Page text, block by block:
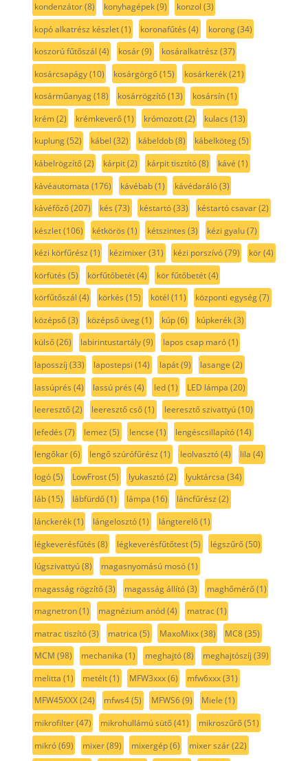
kondenzátor(8) konyhagépek(9) konzol (3)
kopó alkatrész készlet(1) koronafűtés (4) korong(34)
koszorú fűtőszál (4) kosár(9) kosáralkatrész (37)
kosárcsapágy(10) kosárgörgő(15) kosárkerék(21)
kosárműanyag(18) kosárrögzítő(13) kosársín(1)
krém(2) krémkeverő(1) krómozott(2) kulacs (13)
kuplung(52) kábel (32) kábeldob(8) kábelköteg(5)
kábelrögzítő(2) kárpit(2) kárpit tisztító(8) kávé (1)
kávéautomata (176) kávébab(1) kávédaráló(3)
kávéfőző(207) kés (73) késtartó(33) késtartó csavar(2)
készlet(106) kétkörös (1) kétszintes (3) kézi gyalu(7)
kézi körfűrész (1) kézimixer(31) kézi porszívó(79) kör(4)
körfütés (5) körfűtőbetét(4) kör fűtőbetét(4)
körfűtőszál (4) körkés (15) kötél (11) központi egység(7)
középső(3) középső üveg(1) kúp(6) kúpkerék(3)
külső(26) labirintustartály(9) lapos csap maró(1)
laposszíj (33) lapostepsi (14) lapát(9) lasange (2)
lassúprés (4) lassú prés (4) led(1) LED lámpa (20)
leeresztő(2) leeresztő cső(1) leeresztő szivattyú(10)
lefedés (7) lemez (5) lencse (1) lengéscsillapító(14)
lengőkar(6) lengő szúrófűrész (1) leolvasztó(4) lila (4)
logó(5) LowFrost(5) lyukasztó(2) lyuktárcsa (34)
láb(15) lábfürdő(1) lámpa (16) láncfűrész (2)
lánckerék(1) lángelosztó(1) lángterelő(1)
légkeverésfűtés (8) légkeverésfűtőtest(5) légszűrő(50)
lúgszivattyú(8) magasnyomású mosó(1)
magasság rögzítő(3) magasság állító(3) maghőmérő(1)
magnetron(1) magnézium anód(4) matrac(1)
matrac tiszító(3) matrica (5) MaxoMixx(38) MC8(35)
MCM (98) mechanika (1) meghajtó(8) meghajtószíj (39)
melitta (1) metélt(1) MFW3xxx(6) mfw6xxx(31)
MFW45XXX(24) mfws4(5) MFWS6(9) Miele (1)
mikrofilter(47) mikrohullámú sütő(41) mikroszűrő(51)
mikró(69) mixer(89) mixergép(6) mixer szár(22)